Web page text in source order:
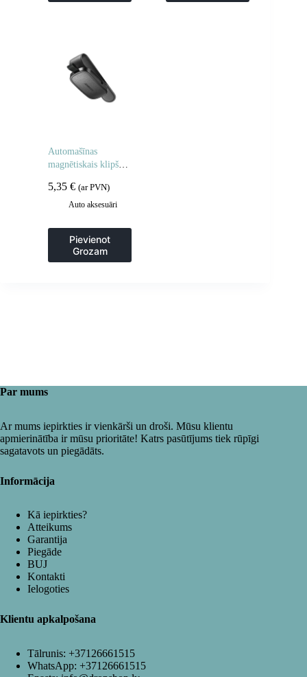
Automašīnas
magnētiskais klipša
saules aizsargu
5,35 € (ar PVN)
Auto aksesuāri
Pievienot
Grozam
Par mums
Ar mums iepirkties ir vienkārši un droši. Mūsu klientu
apmierinātība ir mūsu prioritāte! Katrs pasūtījums tiek rūpīgi
sagatavots un piegādāts.
Informācija
Kā iepirkties?
Atteikums
Garantija
Piegāde
BUJ
Kontakti
Ielogoties
Klientu apkalpošana
Tālrunis: +37126661515
WhatsApp: +37126661515